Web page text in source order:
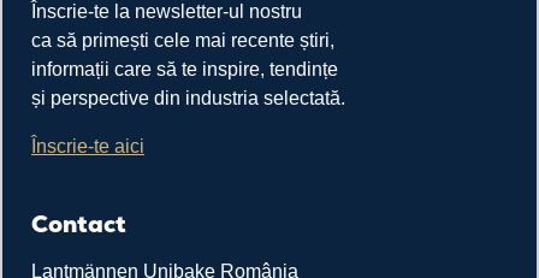
Înscrie-te la newsletter-ul nostru
ca să primești cele mai recente știri,
informații care să te inspire, tendințe
și perspective din industria selectată.
Înscrie-te aici
Contact
Lantmännen Unibake România